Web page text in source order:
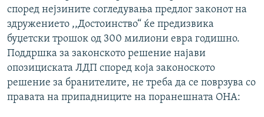
според нејзините согледувања предлог законот на
здружението ,,Достоинство“ ќе предизвика
буџетски трошок од 300 милиони евра годишно.
Поддршка за законското решение најави
опозициската ЛДП според која законоското
решение за бранителите, не треба да се поврзува со
правата на припадниците на поранешната ОНА: